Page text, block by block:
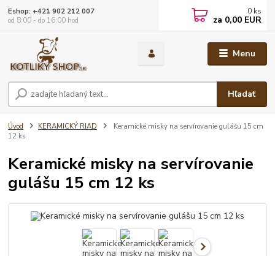
Menu
Hľadať
Eshop: +421 902 212 007
od 8:00 - do 16:00 hod
0 ks
za 0,00 EUR
Úvod KERAMICKÝ RIAD
Keramické misky na servírovanie gulášu 15 cm
12 ks
Keramické misky na servírovanie
gulášu 15 cm 12 ks